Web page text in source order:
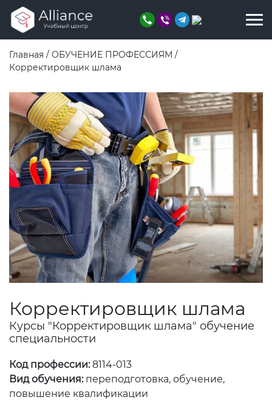
Главная / ОБУЧЕНИЕ ПРОФЕССИЯМ /
Корректировщик шлама
Корректировщик шлама
Курсы "Корректировщик шлама" обучение
специальности
Код профессии:8114-013
Вид обучения: переподготовка, обучение,
повышение квалификации